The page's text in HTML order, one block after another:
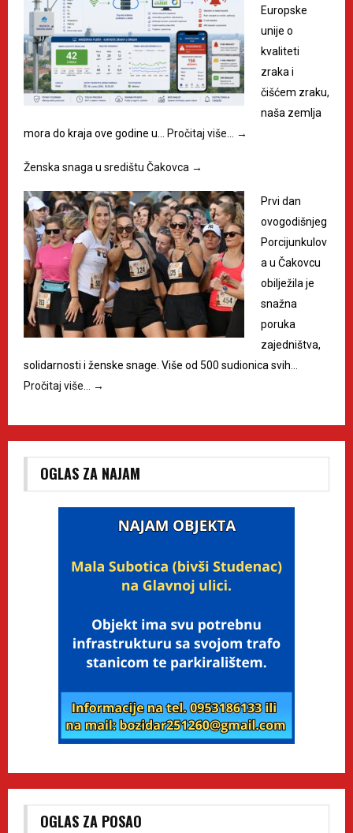
Europske
unije o
kvaliteti
zraka i
čišćem zraku,
naša zemlja
mora do kraja ove godine u…
Pročitaj više… →
Ženska snaga u središtu Čakovca →
Prvi dan
ovogodišnjeg
Porcijunkulov
a u Čakovcu
obilježila je
snažna
poruka
zajedništva,
solidarnosti i ženske snage. Više od 500 sudionica svih…
Pročitaj više…
→
OGLAS ZA NAJAM
OGLAS ZA POSAO